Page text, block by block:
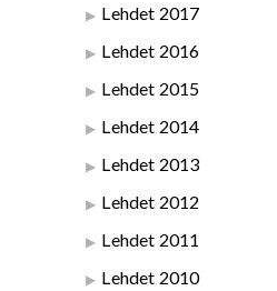
Lehdet 2017
Lehdet 2016
Lehdet 2015
Lehdet 2014
Lehdet 2013
Lehdet 2012
Lehdet 2011
Lehdet 2010